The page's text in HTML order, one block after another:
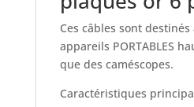
Ces câbles sont
appareils PORTABLES
que des caméscopes.
Caractéristiques